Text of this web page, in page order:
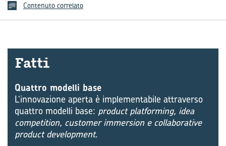
Contenuto correlato
Fatti
Quattro modelli base
L’innovazione aperta è implementabile attraverso
quattro modelli base: product platforming, idea
competition, customer immersion e collaborative
product development.